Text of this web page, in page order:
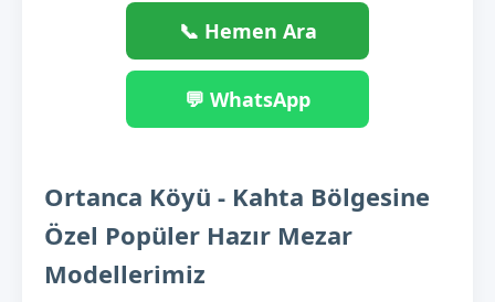
📞 Hemen Ara
💬 WhatsApp
Ortanca Köyü - Kahta Bölgesine
Özel Popüler Hazır Mezar
Modellerimiz